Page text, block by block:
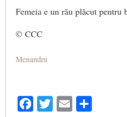
Femeia e un rău plăcut pentru
© CCC
Menandru
Facebook
Twitter
Email